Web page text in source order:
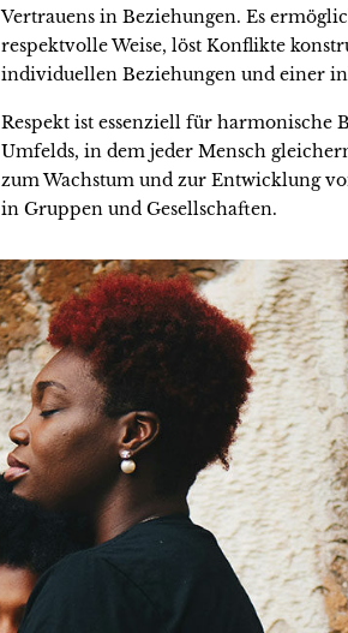
Vertrauens in Beziehungen. Es
respektvolle Weise, löst Konflikte
individuellen Beziehungen und einer
Respekt ist essenziell für harmonische
Umfelds, in dem jeder Mensch
zum Wachstum und zur Entwicklung
in Gruppen und Gesellschaften.